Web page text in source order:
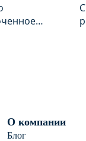
О компании
Блог